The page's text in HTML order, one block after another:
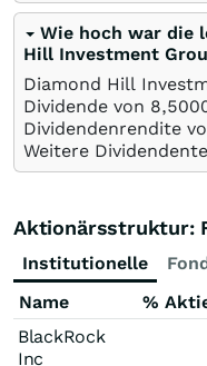
Wie hoch war die
Hill Investment
Diamond Hill
Dividende von
Dividendenrendite
Weitere
Aktionärsstruktur:
Institutionelle
Name
%
BlackRock
Inc